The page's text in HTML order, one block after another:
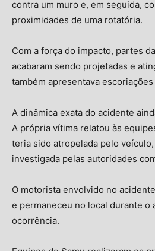
contra um muro e, em seguida,
proximidades de uma rotatória.
Com a força do impacto, partes
acabaram sendo projetadas e
também apresentava
A dinâmica exata do acidente
A própria vítima relatou às
teria sido atropelada pelo
investigada pelas autoridades
O motorista envolvido no
e permaneceu no local durante o
ocorrência.